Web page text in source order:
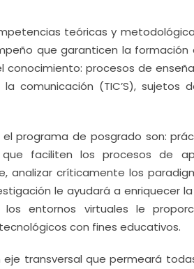
teóricas y
que garanticen la
conocimiento: procesos de
comunicación (TIC’S), sujetos
programa de posgrado son:
faciliten los procesos de
analizar críticamente los
le ayudará a enriquecer
entornos virtuales le
con fines educativos.
transversal que permeará